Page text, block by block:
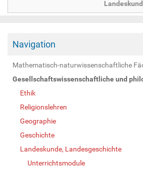
Navigation
Mathematisch-naturwissenschaftliche
Gesellschaftswissenschaftliche und
Ethik
Religionslehren
Geographie
Geschichte
Landeskunde, Landesgeschichte
Unterrichtsmodule